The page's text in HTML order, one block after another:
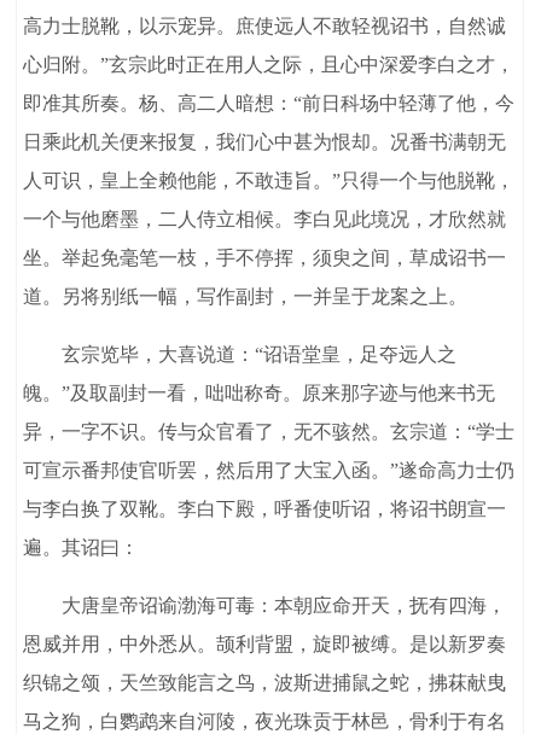
高力士脱靴，以示宠异。庶使远人不敢轻视诏书，自然诚
心归附。”玄宗此时正在用人之际，且心中深爱李白之才，
即准其所奏。杨、高二人暗想：“前日科场中轻薄了他，今
日乘此机关便来报复，我们心中甚为恨却。况番书满朝无
人可识，皇上全赖他能，不敢违旨。”只得一个与他脱靴，
一个与他磨墨，二人侍立相候。李白见此境况，才欣然就
坐。举起免毫笔一枝，手不停挥，须臾之间，草成诏书一
道。另将别纸一幅，写作副封，一并呈于龙案之上。
玄宗览毕，大喜说道：“诏语堂皇，足夺远人之
魄。”及取副封一看，咄咄称奇。原来那字迹与他来书无
异，一字不识。传与众官看了，无不骇然。玄宗道：“学士
可宣示番邦使官听罢，然后用了大宝入函。”遂命高力士仍
与李白换了双靴。李白下殿，呼番使听诏，将诏书朗宣一
遍。其诏曰：
大唐皇帝诏谕渤海可毒：本朝应命开天，抚有四海，
恩威并用，中外悉从。颉利背盟，旋即被缚。是以新罗奏
织锦之颂，天竺致能言之鸟，波斯进捕鼠之蛇，拂菻献曳
马之狗，白鹦鹉来自河陵，夜光珠贡于林邑，骨利于有名